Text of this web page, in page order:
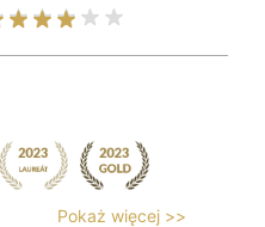
Pokaż więcej >>